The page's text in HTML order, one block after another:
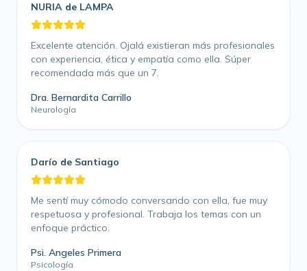
NURIA de LAMPA
Excelente atención. Ojalá existieran más profesionales
con experiencia, ética y empatía como ella. Súper
recomendada más que un 7.
Dra. Bernardita Carrillo
Neurología
Darío de Santiago
Me sentí muy cómodo conversando con ella, fue muy
respetuosa y profesional. Trabaja los temas con un
enfoque práctico.
Psi. Angeles Primera
Psicología